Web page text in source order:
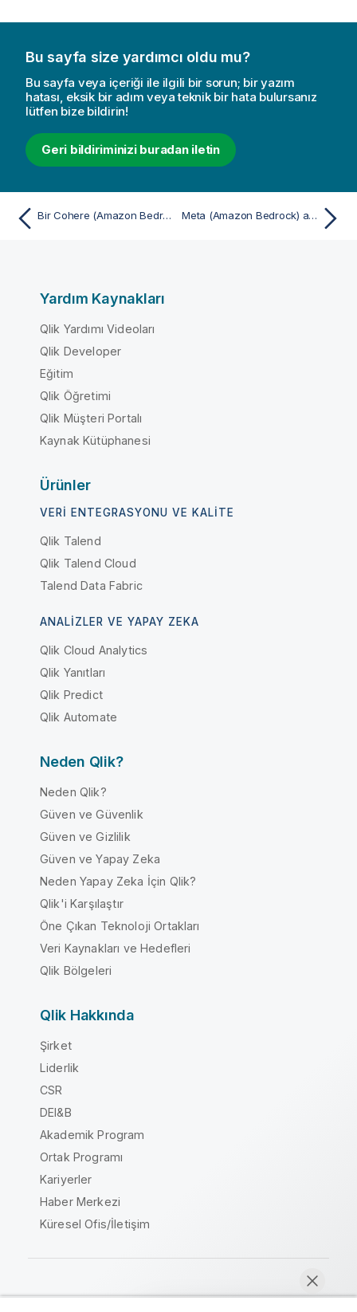
Bu sayfa size yardımcı oldu mu?
Bu sayfa veya içeriği ile ilgili bir sorun; bir yazım
hatası, eksik bir adım veya teknik bir hata bulursanız
lütfen bize bildirin!
Geri bildiriminizi buradan iletin
Bir Cohere (Amazon Bedrock) bağlantısından veri seçme ve yükleme Meta (Amazon Bedrock) analiz kaynağı
Yardım Kaynakları
Qlik Yardımı Videoları
Qlik Developer
Eğitim
Qlik Öğretimi
Qlik Müşteri Portalı
Kaynak Kütüphanesi
Ürünler
VERI ENTEGRASYONU VE KALITE
Qlik Talend
Qlik Talend Cloud
Talend Data Fabric
ANALIZLER VE YAPAY ZEKA
Qlik Cloud Analytics
Qlik Yanıtları
Qlik Predict
Qlik Automate
Neden Qlik?
Neden Qlik?
Güven ve Güvenlik
Güven ve Gizlilik
Güven ve Yapay Zeka
Neden Yapay Zeka İçin Qlik?
Qlik'i Karşılaştır
Öne Çıkan Teknoloji Ortakları
Veri Kaynakları ve Hedefleri
Qlik Bölgeleri
Qlik Hakkında
Şirket
Liderlik
CSR
DEI&B
Akademik Program
Ortak Programı
Kariyerler
Haber Merkezi
Küresel Ofis/İletişim